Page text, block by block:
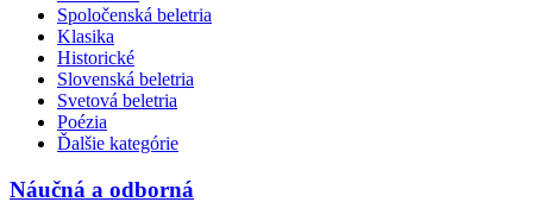
Spoločenská beletria
Klasika
Historické
Slovenská beletria
Svetová beletria
Poézia
Ďalšie kategórie
Náučná a odborná